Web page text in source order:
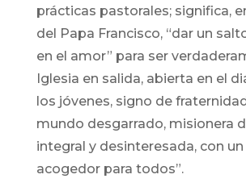
prácticas pastorales; significa,
del Papa Francisco, “dar un
en el amor” para ser
Iglesia en salida, abierta en el
los jóvenes, signo de
mundo desgarrado, misionera
integral y desinteresada, con
acogedor para todos”.